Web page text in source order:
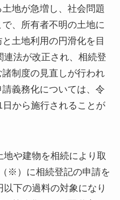
地が急増し、社会問題
、所有者不明の土地に
土地利用の円滑化を目
法が改正され、相続登
制度の見直しが行われ
義務化については、令
から施行されることが
や建物を相続により取
※）に相続登記の申請を
下の過料の対象になり